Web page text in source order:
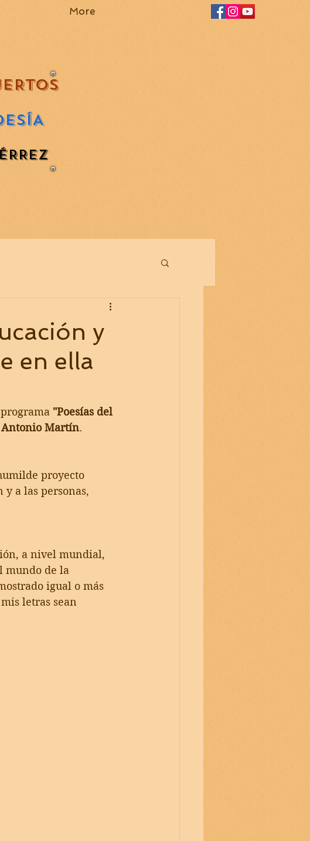
More
y
en ella
"Poesías del
Antonio Martín.
proyecto
a las personas,
a nivel mundial,
mundo de la
igual o más
letras sean